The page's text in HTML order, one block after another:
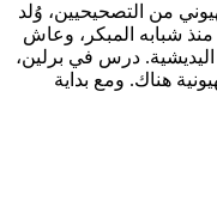
من التصحيحيين، وُلد
شبابه المبكر، وعاش
درس في برلين،
هناك. ومع بداية